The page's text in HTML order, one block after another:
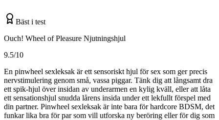
Bäst i test
Ouch! Wheel of Pleasure Njutningshjul
9.5/10
En pinwheel sexleksak är ett sensoriskt hjul för sex som ger precis
nervstimulering genom små, vassa piggar. Tänk dig att långsamt dra
ett spik-hjul över insidan av underarmen en kylig kväll, eller att låta
ett sensationshjul snudda lårens insida under ett lekfullt förspel med
din partner. Pinwheel sexleksak är inte bara för hardcore BDSM, det
funkar lika bra för par som vill utforska ny beröring eller för dig som